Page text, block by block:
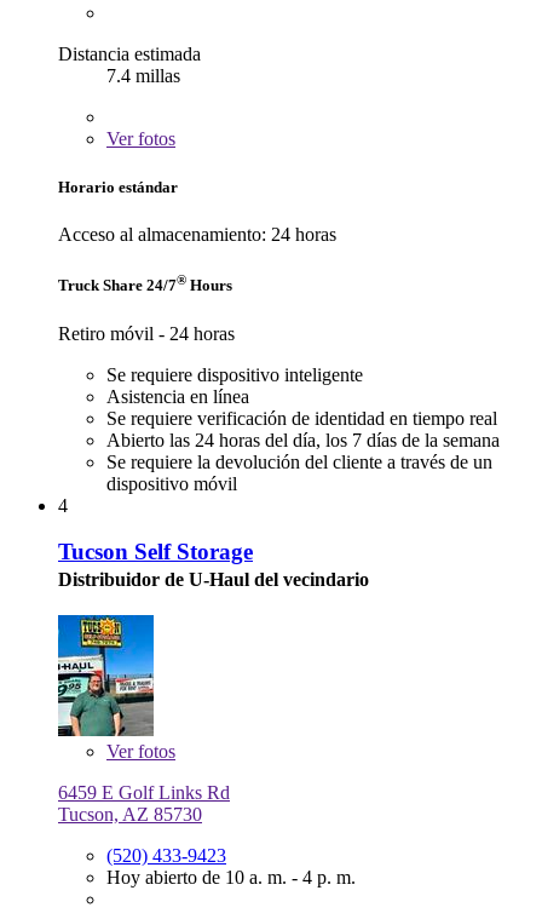
Distancia estimada
7.4 millas
Verfotos
Horario estándar
Acceso al almacenamiento: 24 horas
Truck Share 24/7® Hours
Retiro móvil - 24 horas
Se requiere dispositivo inteligente
Asistencia en línea
Se requiere verificación de identidad en tiempo real
Abierto las 24 horas del día, los 7 días de la semana
Se requiere la devolución del cliente a través de un
dispositivo móvil
4
Tucson Self Storage
Distribuidor de U-Haul del vecindario
Verfotos
6459 E Golf Links Rd
Tucson, AZ 85730
(520) 433-9423
Hoy abierto de 10 a. m. - 4 p. m.